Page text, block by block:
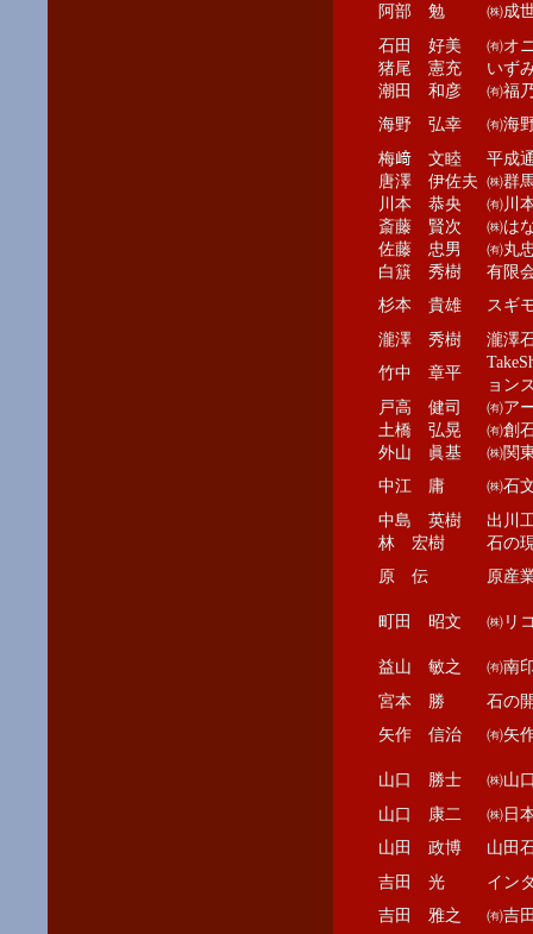
阿部 勉
㈱成
石田 好美
㈲オ
猪尾 憲充
いず
潮田 和彦
㈲福
海野 弘幸
㈲海
梅﨑 文睦
平成
唐澤 伊佐夫 ㈱群
川本 恭央
㈲川
斎藤 賢次
㈱は
佐藤 忠男
㈲丸
白簱 秀樹
有限
杉本 貴雄
スギ
瀧澤 秀樹
瀧澤
竹中 章平
ョン
戸高 健司
㈲ア
土橋 弘晃
㈲創
外山 眞基
㈱関
中江 庸
㈱石
中島 英樹
出川
林 宏樹
石の
原 伝
原産
町田 昭文 ㈱リ
益山 敏之
㈲南
宮本 勝
石の
矢作 信治
㈲矢
山口 勝士
㈱山
山口 康二
㈱日
山田 政博
山田
吉田 光
イン
吉田 雅之
㈲吉